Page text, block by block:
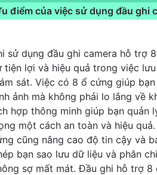
điểm của việc sử dụng đầu ghi
sử dụng đầu ghi camera hỗ trợ
tiện lợi và hiệu quả trong việc
sát. Việc có 8 ổ cứng giúp
ảnh mà không phải lo lắng về
hợp thông minh giúp bạn quản
một cách an toàn và hiệu
cũng nâng cao độ tin cậy và
bạn sao lưu dữ liệu và phân
sợ mất mát. Đầu ghi hỗ trợ 8